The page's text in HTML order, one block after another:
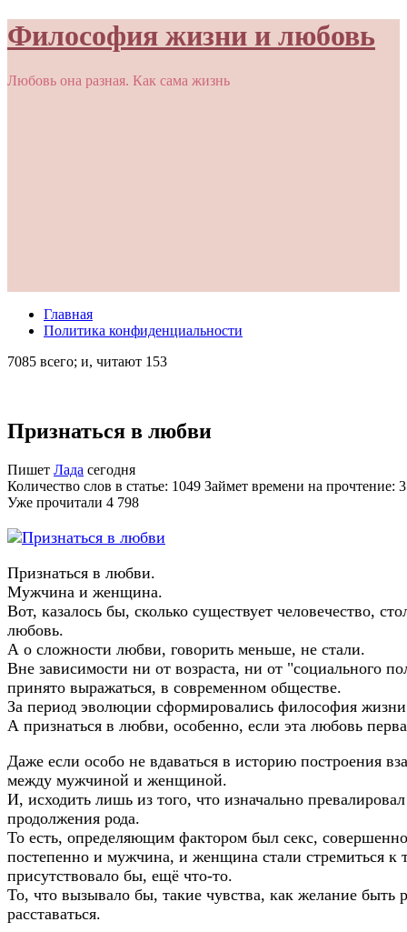
Философия жизни и любовь
Любовь она разная. Как сама жизнь
Главная
Политика конфиденциальности
7085 всего; и, читают 153
Признаться в любви
Пишет Лада сегодня
Количество слов в статье: 1049 Займет времени на прочтение:
Уже прочитали 4 798
Признаться в любви.
Мужчина и женщина.
Вот, казалось бы, сколько существует человечество,
любовь.
А о сложности любви, говорить меньше, не стали.
Вне зависимости ни от возраста, ни от "социального
принято выражаться, в современном обществе.
За период эволюции сформировались философия
А признаться в любви, особенно, если эта любовь
Даже если особо не вдаваться в историю построения
между мужчиной и женщиной.
И, исходить лишь из того, что изначально
продолжения рода.
То есть, определяющим фактором был секс,
постепенно и мужчина, и женщина стали стремиться к
присутствовало бы, ещё что-то.
То, что вызывало бы, такие чувства, как желание быть
расставаться.